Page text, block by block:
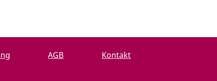
AGB Kontakt